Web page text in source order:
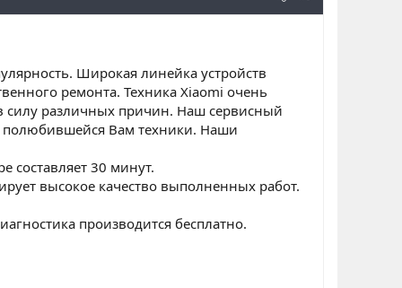
Широкая линейка устройств
ремонта. Техника Xiaomi очень
силу различных причин. Наш сервисный
полюбившейся Вам техники. Наши
составляет 30 минут.
высокое качество выполненных работ.
производится бесплатно.